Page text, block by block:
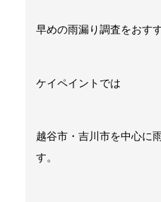
早めの雨漏り調査をおす
ケイペイントでは
越谷市・吉川市を中心に
す。